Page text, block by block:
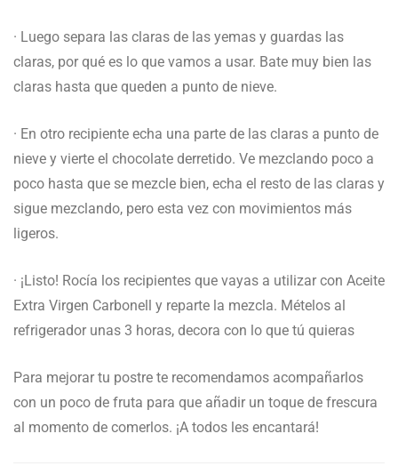
· Luego separa las claras de las yemas y guardas las
claras, por qué es lo que vamos a usar. Bate muy bien las
claras hasta que queden a punto de nieve.
· En otro recipiente echa una parte de las claras a punto de
nieve y vierte el chocolate derretido. Ve mezclando poco a
poco hasta que se mezcle bien, echa el resto de las claras y
sigue mezclando, pero esta vez con movimientos más
ligeros.
· ¡Listo! Rocía los recipientes que vayas a utilizar con Aceite
Extra Virgen Carbonell y reparte la mezcla. Mételos al
refrigerador unas 3 horas, decora con lo que tú quieras
Para mejorar tu postre te recomendamos acompañarlos
con un poco de fruta para que añadir un toque de frescura
al momento de comerlos. ¡A todos les encantará!